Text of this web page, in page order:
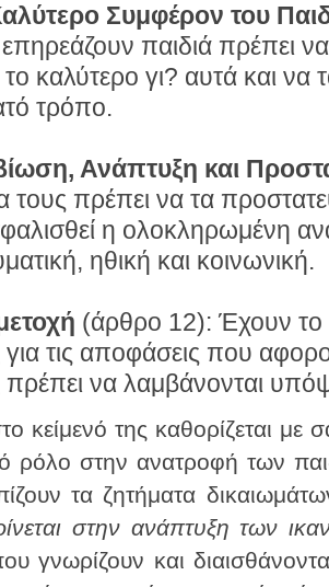
Συμφέρον του
παιδιά πρέπει
το καλύτερο γι? αυτά και
τρόπο.
Ανάπτυξη και
τους πρέπει να τα
η ολοκληρωμένη
ηθική και κοινωνική.
(άρθρο 12): Έχουν το
για τις αποφάσεις που
πρέπει να λαμβάνονται
κείμενό της καθορίζεται με
ρόλο στην ανατροφή των
τα ζητήματα
στην ανάπτυξη των
γνωρίζουν και